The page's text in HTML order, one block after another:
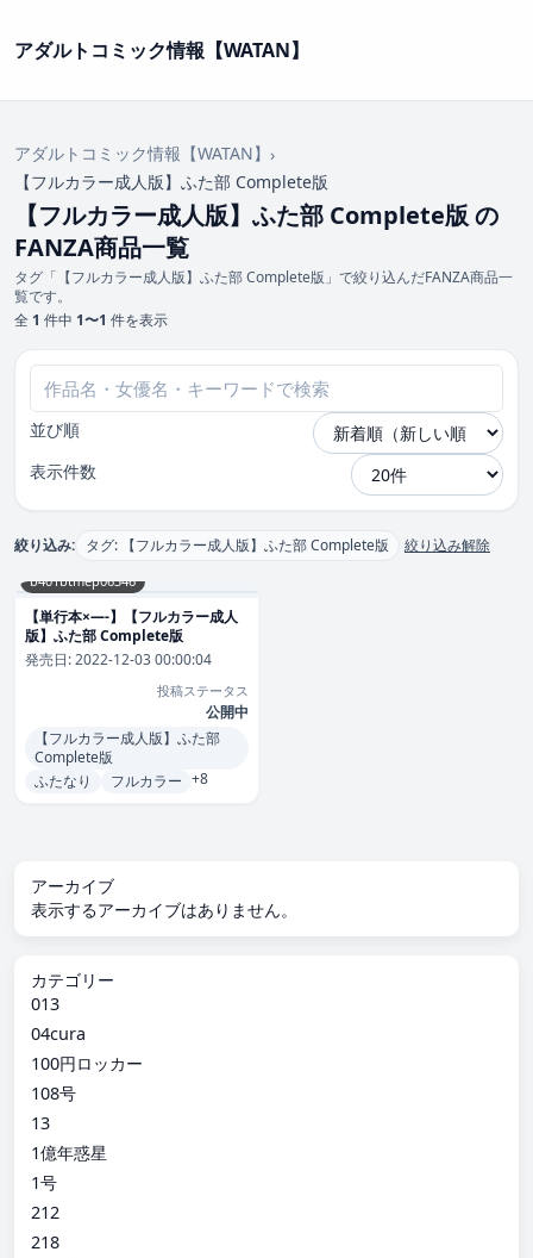
アダルトコミック情報【WATAN】
アダルトコミック情報【WATAN】 ›
【フルカラー成人版】ふた部 Complete版
【フルカラー成人版】ふた部 Complete版 の
FANZA商品一覧
タグ「【フルカラー成人版】ふた部 Complete版」で絞り込んだFANZA商品一
覧です。
全 1 件中 1〜1 件を表示
並び順
表示件数
絞り込み: タグ: 【フルカラー成人版】ふた部 Complete版 絞り込み解除
b401btmep06346
【単行本×—-】【フルカラー成人
版】ふた部 Complete版
発売日:2022-12-03 00:00:04
投稿ステータス
公開中
【フルカラー成人版】ふた部
Complete版
ふたなり
フルカラー +8
アーカイブ
表示するアーカイブはありません。
カテゴリー
013
04cura
100円ロッカー
108号
13
1億年惑星
1号
212
218